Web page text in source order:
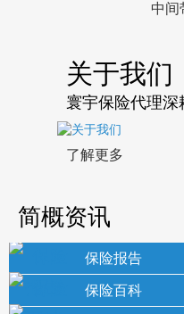
关于我们
寰宇保险代理
了解更多
简概资讯
保险报告
保险百科